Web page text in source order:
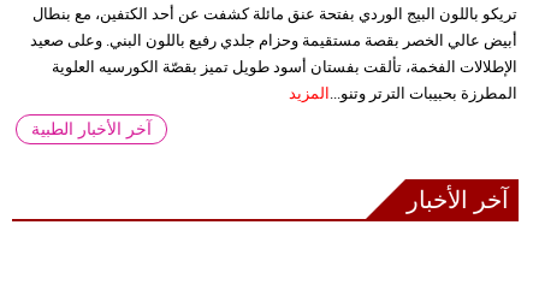
تريكو باللون البيج الوردي بفتحة عنق مائلة كشفت عن أحد الكتفين، مع بنطال
أبيض عالي الخصر بقصة مستقيمة وحزام جلدي رفيع باللون البني. وعلى صعيد
الإطلالات الفخمة، تألقت بفستان أسود طويل تميز بقصّة الكورسيه العلوية
المطرزة بحبيبات الترتر وتنو... المزيد
آخر الأخبار الطبية
آخر الأخبار